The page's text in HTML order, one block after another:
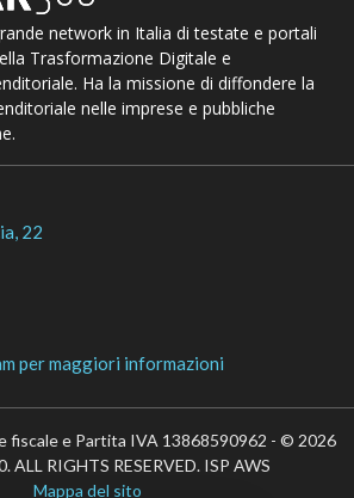
network in Italia di testate e portali
Trasformazione Digitale e
Ha la missione di diffondere la
nelle imprese e pubbliche
22
per maggiori informazioni
fiscale e Partita IVA 13868590962 - © 2026
ALL RIGHTS RESERVED. ISP AWS
Mappa del sito